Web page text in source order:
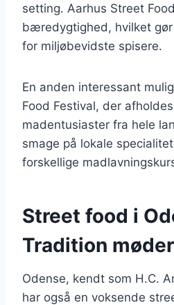
setting. Aarhus Street
bæredygtighed, hvilket
for miljøbevidste spisere.
En anden interessant
Food Festival, der
madentusiaster fra hele
smage på lokale
forskellige
Street food i
Tradition
Odense, kendt som H.C.
har også en voksende